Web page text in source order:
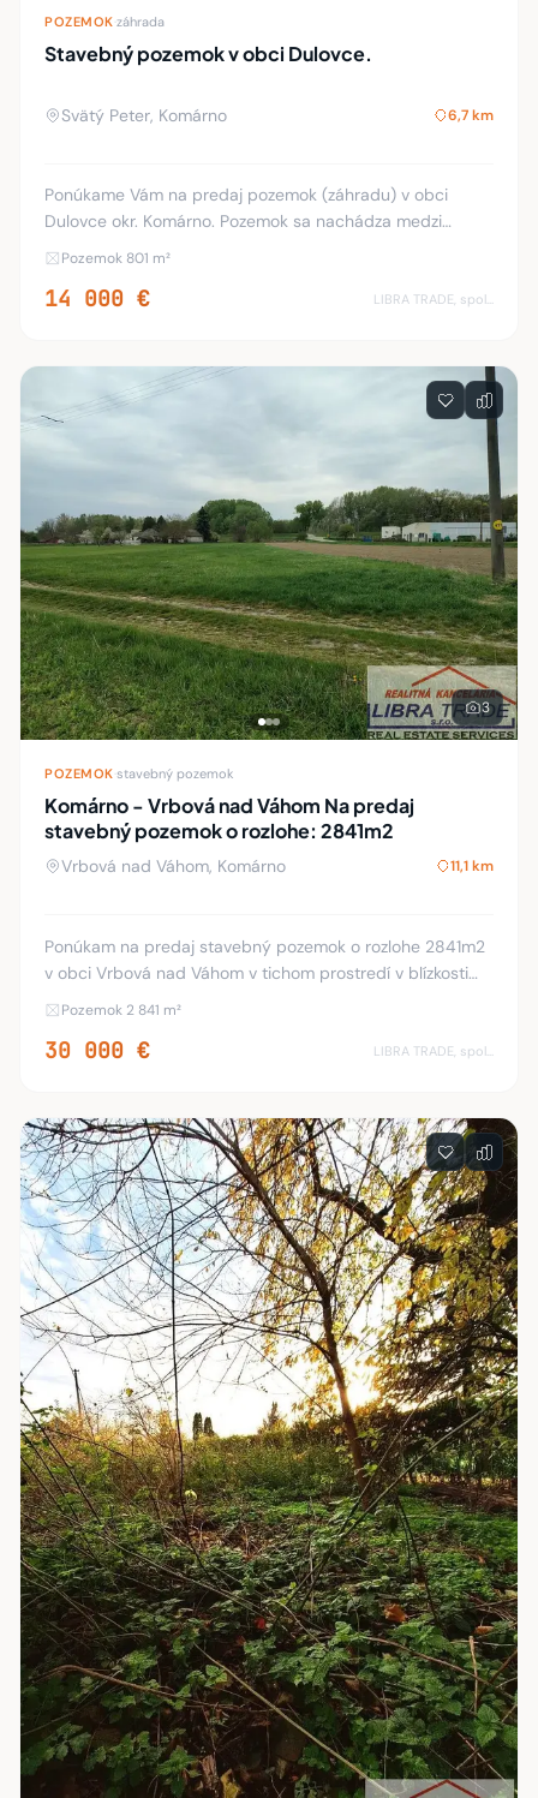
POZEMOK záhrada
Stavebný pozemok v obci Dulovce.
Svätý Peter, Komárno 6,7 km
Ponúkame Vám na predaj pozemok (záhradu) v obci
Dulovce okr. Komárno. Pozemok sa nachádza medzi
Urbárskou a Poľnou ulicou rozloha pozemku je 801 m2. IS:
Pozemok 801 m²
14 000 € LIBRA TRADE, spol.s.r.o.
3
POZEMOK stavebný pozemok
Komárno - Vrbová nad Váhom Na predaj
stavebný pozemok o rozlohe: 2841m2
Vrbová nad Váhom, Komárno 11,1 km
Ponúkam na predaj stavebný pozemok o rozlohe 2841m2
v obci Vrbová nad Váhom v tichom prostredí v blízkosti
rieky Váh. Prístupová cesta na pozemok je z oboch strán.
Pozemok 2 841 m²
30 000 € LIBRA TRADE, spol.s.r.o.